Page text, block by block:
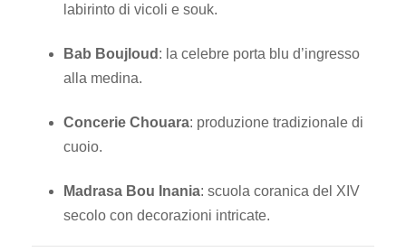
labirinto di vicoli e souk.
Bab Boujloud : la celebre porta blu d’ingresso
alla medina.
Concerie Chouara: produzione tradizionale di
cuoio.
Madrasa Bou Inania: scuola coranica del XIV
secolo con decorazioni intricate.